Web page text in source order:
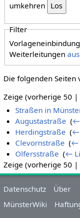
umkehren
Filter
Weiterleitungen
Die folgenden Seiten
Zeige (vorherige 50 |
Straßen in
Augustastraße ‎(←
Herdingstraße ‎(←
Clevornstraße ‎(←
Olfersstraße ‎(←
Zeige (vorherige 50 |
Datenschutz
Über
MünsterWiki